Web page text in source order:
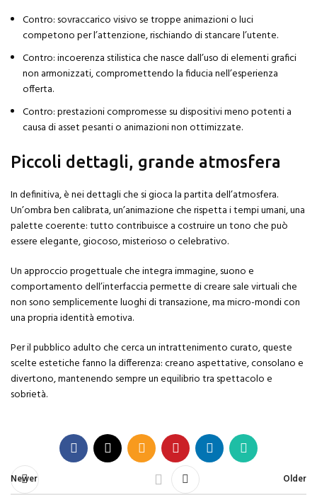
Contro: sovraccarico visivo se troppe animazioni o luci
competono per l’attenzione, rischiando di stancare l’utente.
Contro: incoerenza stilistica che nasce dall’uso di elementi grafici
non armonizzati, compromettendo la fiducia nell’esperienza
offerta.
Contro: prestazioni compromesse su dispositivi meno potenti a
causa di asset pesanti o animazioni non ottimizzate.
Piccoli dettagli, grande atmosfera
In definitiva, è nei dettagli che si gioca la partita dell’atmosfera.
Un’ombra ben calibrata, un’animazione che rispetta i tempi umani, una
palette coerente: tutto contribuisce a costruire un tono che può
essere elegante, giocoso, misterioso o celebrativo.
Un approccio progettuale che integra immagine, suono e
comportamento dell’interfaccia permette di creare sale virtuali che
non sono semplicemente luoghi di transazione, ma micro-mondi con
una propria identità emotiva.
Per il pubblico adulto che cerca un intrattenimento curato, queste
scelte estetiche fanno la differenza: creano aspettative, consolano e
divertono, mantenendo sempre un equilibrio tra spettacolo e
sobrietà.
Newer Older